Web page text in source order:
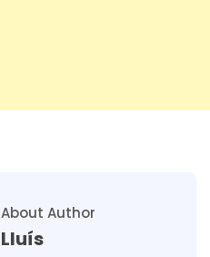
About Author
Lluís